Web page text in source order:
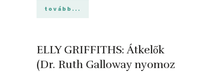
tovább...
ELLY GRIFFITHS: Átkelők
(Dr. Ruth Galloway nyomoz